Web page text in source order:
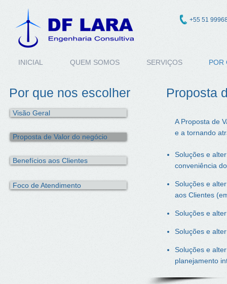
+55 51
Proposta
Foco de Atendimento
Benefícios aos Clientes
Proposta de Valor do negócio
Visão Geral
A Proposta de
e a tornando
Soluções e
conveniência
Soluções e
aos Clientes
Soluções e
Soluções e
Soluções e
planejamento
Por que nos escolher
INICIAL QUEM SOMOS SERVIÇOS POR